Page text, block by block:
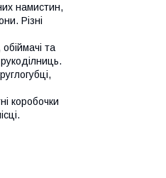
намистин,
Різні
та
коробочки